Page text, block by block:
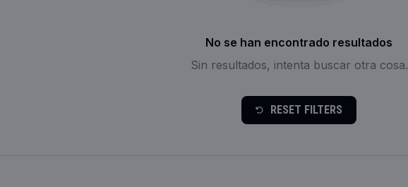
No se han encontrado resultados
Sin resultados, intenta buscar otra cosa.
RESET FILTERS